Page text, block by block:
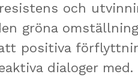
och
gröna
positiva
dialoger med.